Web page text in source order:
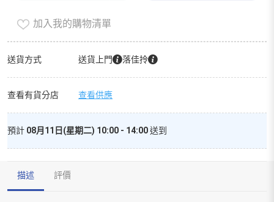
龍
茶
加入我的購物清單
送貨方式 送貨上門 落佳拎
查看有貨分店 查看供應
預計 08月11日(星期二) 10:00 - 14:00送到
描述 評價